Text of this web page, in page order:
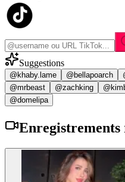
Suggestions
@khaby.lame @bellapoarch
@mrbeast
@zachking
@domelipa
Enregistrements